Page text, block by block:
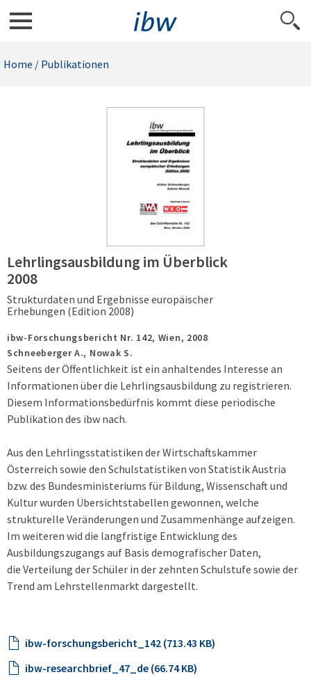
Home / Publikationen
Lehrlingsausbildung im Überblick
2008
Strukturdaten und Ergebnisse europäischer
Erhebungen (Edition 2008)
ibw-Forschungsbericht Nr. 142, Wien, 2008
Schneeberger A., Nowak S.
Seitens der Öffentlichkeit ist ein anhaltendes Interesse an
Informationen über die Lehrlingsausbildung zu registrieren.
Diesem Informationsbedürfnis kommt diese periodische
Publikation des ibw nach.
Aus den Lehrlingsstatistiken der Wirtschaftskammer
Österreich sowie den Schulstatistiken von Statistik Austria
bzw. des Bundesministeriums für Bildung, Wissenschaft und
Kultur wurden Übersichtstabellen gewonnen, welche
strukturelle Veränderungen und Zusammenhänge aufzeigen.
Im weiteren wid die langfristige Entwicklung des
Ausbildungszugangs auf Basis demografischer Daten,
die Verteilung der Schüler in der zehnten Schulstufe sowie der
Trend am Lehrstellenmarkt dargestellt.
ibw-forschungsbericht_142 (713.43 KB)
ibw-researchbrief_47_de (66.74 KB)